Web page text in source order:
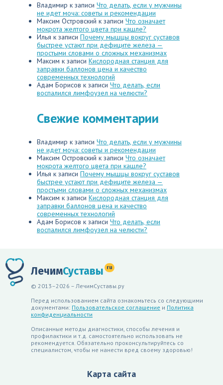
Владимир к записи Что делать, если у мужчины
не идет моча: советы и рекомендации
Максим Островский к записи Что означает
мокрота желтого цвета при кашле?
Илья к записи Почему мышцы вокруг суставов
быстрее устают при дефиците железа —
простыми словами о сложных механизмах
Максим к записи Кислородная станция для
заправки баллонов цена и качество
современных технологий
Адам Борисов к записи Что делать, если
воспалился лимфоузел на челюсти?
Свежие комментарии
Владимир к записи Что делать, если у мужчины
не идет моча: советы и рекомендации
Максим Островский к записи Что означает
мокрота желтого цвета при кашле?
Илья к записи Почему мышцы вокруг суставов
быстрее устают при дефиците железа —
простыми словами о сложных механизмах
Максим к записи Кислородная станция для
заправки баллонов цена и качество
современных технологий
Адам Борисов к записи Что делать, если
воспалился лимфоузел на челюсти?
ЛечимСуставы ru
© 2013–2026 – ЛечимСуставы.ру
Перед использованием сайта ознакомьтесь со следующими
документами: Пользовательское соглашение и Политика
конфиденциальности
Описанные методы диагностики, способы лечения и
профилактики и т.д. самостоятельно использовать не
рекомендуется. Обязательно проконсультируйтесь со
специалистом, чтобы не нанести вред своему здоровью!
Карта сайта